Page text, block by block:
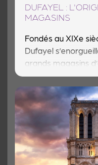
DUFAYEL :
MAGASINS
Fondés au XIXe
Dufayel
grands magasins
d’ameublement
boulevard Barbès
Grands Magasins
Palais de la